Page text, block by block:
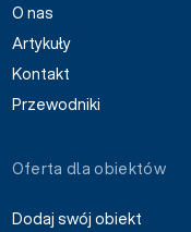
O nas
Artykuły
Kontakt
Przewodniki
Oferta dla obiektów
Dodaj swój obiekt